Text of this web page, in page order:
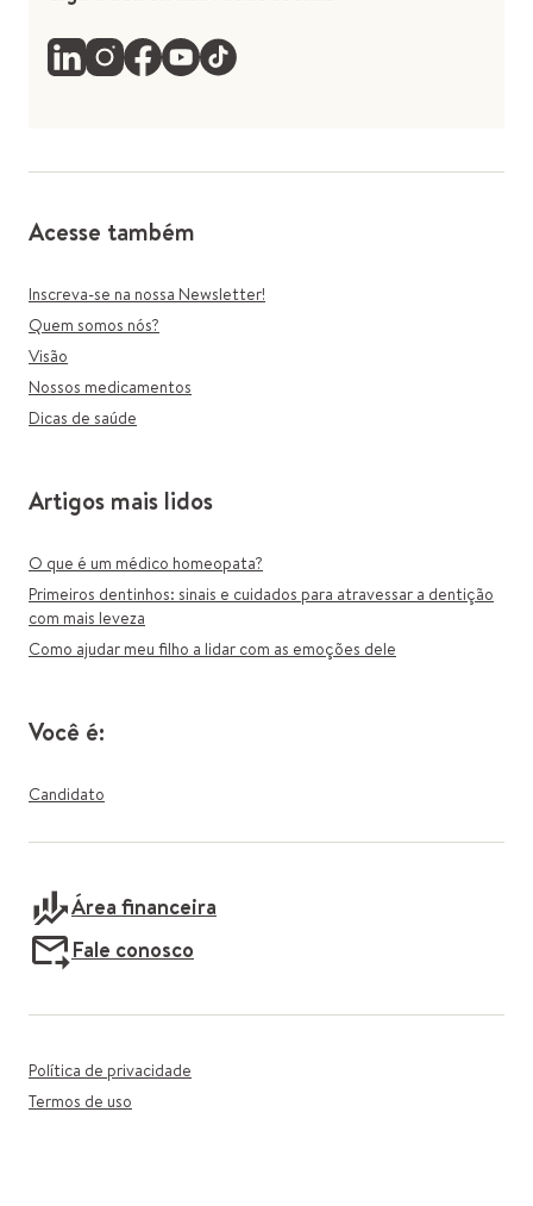
Acesse também
Inscreva-se na nossa Newsletter!
Quem somos nós?
Visão
Nossos medicamentos
Dicas de saúde
Artigos mais lidos
O que é um médico homeopata?
Primeiros dentinhos: sinais e cuidados para atravessar a dentição
com mais leveza
Como ajudar meu filho a lidar com as emoções dele
Você é:
Candidato
Área financeira
Fale conosco
Política de privacidade
Termos de uso